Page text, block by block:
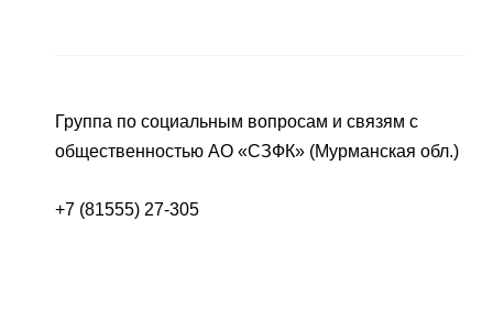
Группа по социальным вопросам и связям с
общественностью АО «СЗФК» (Мурманская обл.)
+7 (81555) 27-305